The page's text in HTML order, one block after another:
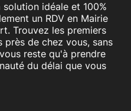
idéale et 100%
un RDV en Mairie
Trouvez les premiers
près de chez vous, sans
reste qu'à prendre
du délai que vous